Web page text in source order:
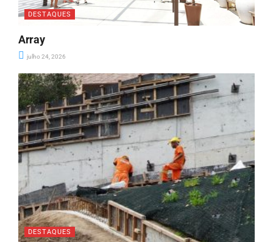
DESTAQUES
Array
julho 24, 2026
DESTAQUES